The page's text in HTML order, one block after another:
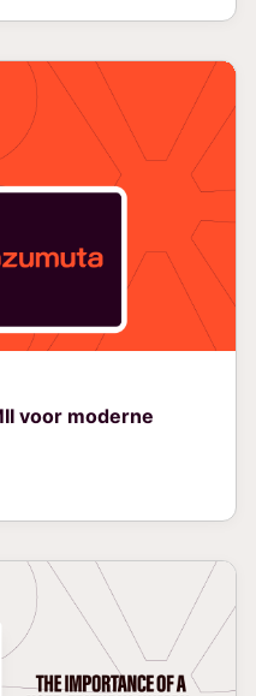
voor moderne